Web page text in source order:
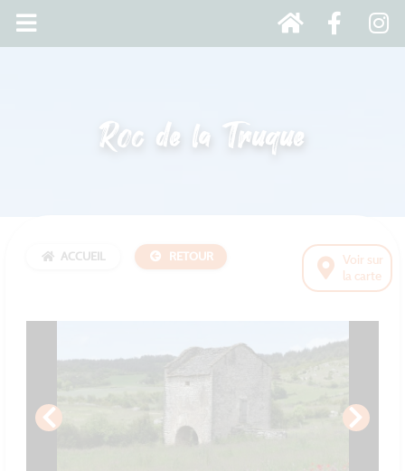
Roc de la Truque
Voir sur
la carte
ACCUEIL RETOUR